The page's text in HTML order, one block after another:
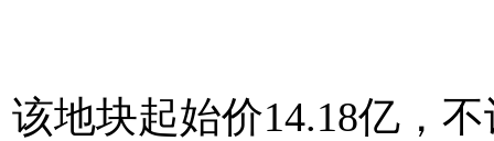
该地块起始价14.18亿，